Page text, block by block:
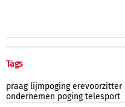
Tags
praag lijmpoging erevoorzitter
ondernemen poging telesport